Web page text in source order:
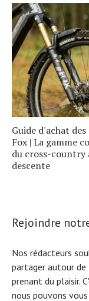
Guide d'achat
Fox | La gamme
du cross-country
descente
Rejoindre
Nos rédacteurs
partager autour de
prenant du plaisir.
nous pouvons